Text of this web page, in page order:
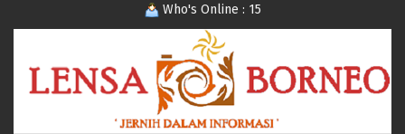
Who's Online : 15